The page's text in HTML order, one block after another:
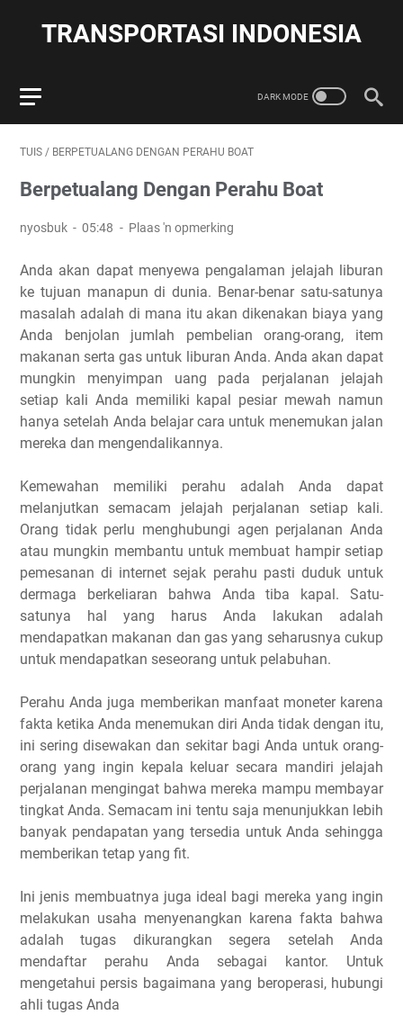
TRANSPORTASI INDONESIA
TUIS / BERPETUALANG DENGAN PERAHU BOAT
Berpetualang Dengan Perahu Boat
nyosbuk 05:48 Plaas 'n opmerking
Anda akan dapat menyewa pengalaman jelajah liburan
ke tujuan manapun di dunia. Benar-benar satu-satunya
masalah adalah di mana itu akan dikenakan biaya yang
Anda benjolan jumlah pembelian orang-orang, item
makanan serta gas untuk liburan Anda. Anda akan dapat
mungkin menyimpan uang pada perjalanan jelajah
setiap kali Anda memiliki kapal pesiar mewah namun
hanya setelah Anda belajar cara untuk menemukan jalan
mereka dan mengendalikannya.
Kemewahan memiliki perahu adalah Anda dapat
melanjutkan semacam jelajah perjalanan setiap kali.
Orang tidak perlu menghubungi agen perjalanan Anda
atau mungkin membantu untuk membuat hampir setiap
pemesanan di internet sejak perahu pasti duduk untuk
dermaga berkeliaran bahwa Anda tiba kapal. Satu-
satunya hal yang harus Anda lakukan adalah
mendapatkan makanan dan gas yang seharusnya cukup
untuk mendapatkan seseorang untuk pelabuhan.
Perahu Anda juga memberikan manfaat moneter karena
fakta ketika Anda menemukan diri Anda tidak dengan itu,
ini sering disewakan dan sekitar bagi Anda untuk orang-
orang yang ingin kepala keluar secara mandiri jelajah
perjalanan mengingat bahwa mereka mampu membayar
tingkat Anda. Semacam ini tentu saja menunjukkan lebih
banyak pendapatan yang tersedia untuk Anda sehingga
memberikan tetap yang fit.
Ini jenis membuatnya juga ideal bagi mereka yang ingin
melakukan usaha menyenangkan karena fakta bahwa
adalah tugas dikurangkan segera setelah Anda
mendaftar perahu Anda sebagai kantor. Untuk
mengetahui persis bagaimana yang beroperasi, hubungi
ahli tugas Anda